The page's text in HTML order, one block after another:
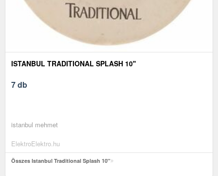
ISTANBUL TRADITIONAL SPLASH 10''
7 db
istanbul mehmet
ElektroElektro.hu
Összes Istanbul Traditional Splash 10''